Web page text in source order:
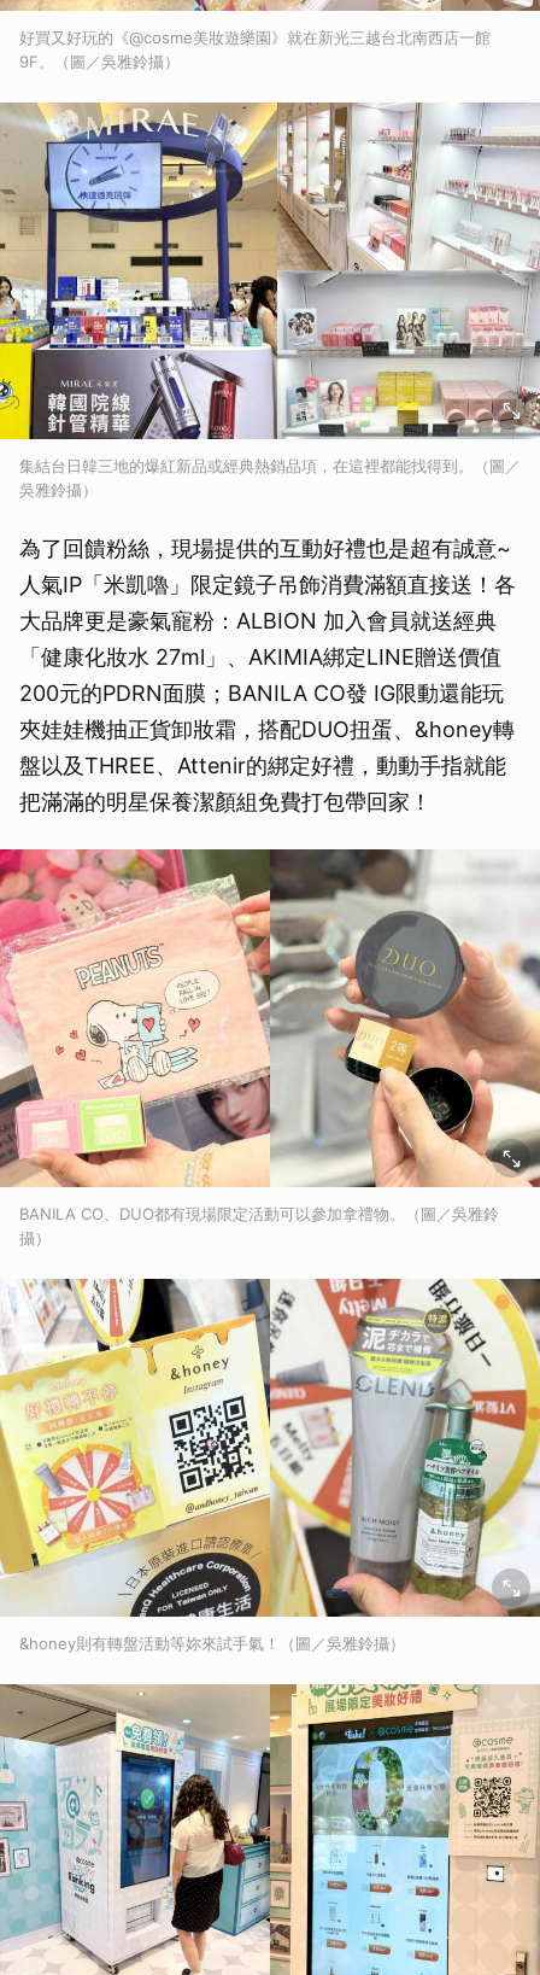
好買又好玩的《@cosme美妝遊樂園》就在新光三越台北南西店一館
9F。（圖／吳雅鈴攝）
集結台日韓三地的爆紅新品或經典熱銷品項，在這裡都能找得到。（圖／
吳雅鈴攝）
為了回饋粉絲，現場提供的互動好禮也是超有誠意~
人氣IP「米凱嚕」限定鏡子吊飾消費滿額直接送！各
大品牌更是豪氣寵粉：ALBION 加入會員就送經典
「健康化妝水 27ml」、AKIMIA綁定LINE贈送價值
200元的PDRN面膜；BANILA CO發 IG限動還能玩
夾娃娃機抽正貨卸妝霜，搭配DUO扭蛋、&honey轉
盤以及THREE、Attenir的綁定好禮，動動手指就能
把滿滿的明星保養潔顏組免費打包帶回家！
BANILA CO、DUO都有現場限定活動可以參加拿禮物。（圖／吳雅鈴
攝）
&honey則有轉盤活動等妳來試手氣！（圖／吳雅鈴攝）